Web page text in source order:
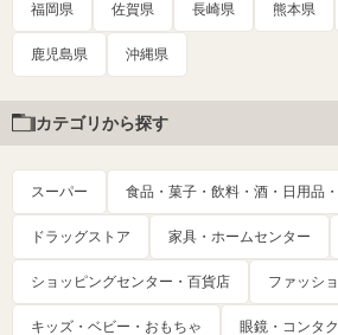
福岡県 佐賀県 長崎県 熊本県
鹿児島県 沖縄県
カテゴリから探す
スーパー 食品・菓子・飲料・酒・日用品
ドラッグストア 家具・ホームセンター
ショッピングセンター・百貨店 ファッシ
キッズ・ベビー・おもちゃ 眼鏡・コンタ